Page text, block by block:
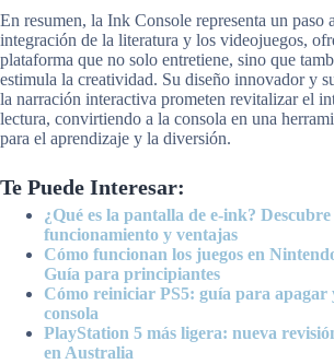
En resumen, la Ink Console representa un paso
integración de la literatura y los videojuegos,
plataforma que no solo entretiene, sino que
estimula la creatividad. Su diseño innovador y
la narración interactiva prometen revitalizar el
lectura, convirtiendo a la consola en una
para el aprendizaje y la diversión.
Te Puede Interesar:
¿Qué es la pantalla de e-ink? Descubre
funcionamiento y ventajas
Cómo funcionan los juegos en
Guía para principiantes
Cómo reiniciar PS5: guía para
consola
PlayStation 5 más ligera: nueva
en Australia